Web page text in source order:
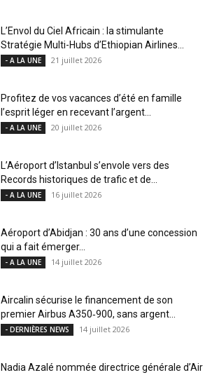
L’Envol du Ciel Africain : la stimulante
Stratégie Multi-Hubs d’Ethiopian Airlines...
- A LA UNE 21 juillet 2026
Profitez de vos vacances d’été en famille
l’esprit léger en recevant l’argent...
- A LA UNE 20 juillet 2026
L’Aéroport d’Istanbul s’envole vers des
Records historiques de trafic et de...
- A LA UNE 16 juillet 2026
Aéroport d’Abidjan : 30 ans d’une concession
qui a fait émerger...
- A LA UNE 14 juillet 2026
Aircalin sécurise le financement de son
premier Airbus A350‑900, sans argent...
- DERNIÈRES NEWS 14 juillet 2026
Nadia Azalé nommée directrice générale d’Air